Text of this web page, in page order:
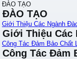
ĐÀO TẠO
ĐÀO TẠO
Giới Thiệu Các Ngành
Giới Thiệu Các
Công Tác Đảm Bảo Chất
Công Tác Đảm